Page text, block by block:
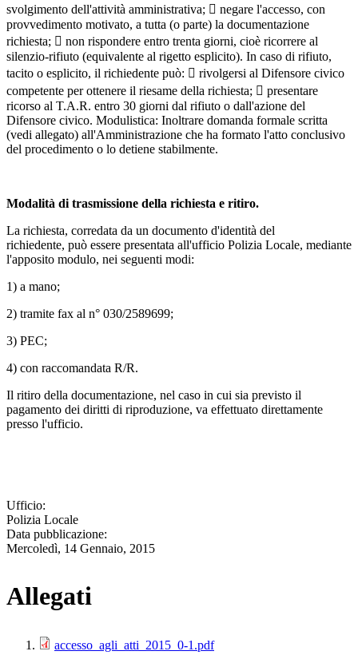
svolgimento dell'attività amministrativa;  negare l'accesso, con
provvedimento motivato, a tutta (o parte) la documentazione
richiesta;  non rispondere entro trenta giorni, cioè ricorrere al
silenzio-rifiuto (equivalente al rigetto esplicito). In caso di rifiuto,
tacito o esplicito, il richiedente può:  rivolgersi al Difensore civico
competente per ottenere il riesame della richiesta;  presentare
ricorso al T.A.R. entro 30 giorni dal rifiuto o dall'azione del
Difensore civico. Modulistica: Inoltrare domanda formale scritta
(vedi allegato) all'Amministrazione che ha formato l'atto conclusivo
del procedimento o lo detiene stabilmente.
Modalità di trasmissione della richiesta e ritiro.
La richiesta, corredata da un documento d'identità del
richiedente, può essere presentata all'ufficio Polizia Locale, mediante
l'apposito modulo, nei seguenti modi:
1) a mano;
2) tramite fax al n° 030/2589699;
3) PEC;
4) con raccomandata R/R.
Il ritiro della documentazione, nel caso in cui sia previsto il
pagamento dei diritti di riproduzione, va effettuato direttamente
presso l'ufficio.
Ufficio:
Polizia Locale
Data pubblicazione:
Mercoledì, 14 Gennaio, 2015
Allegati
accesso_agli_atti_2015_0-1.pdf